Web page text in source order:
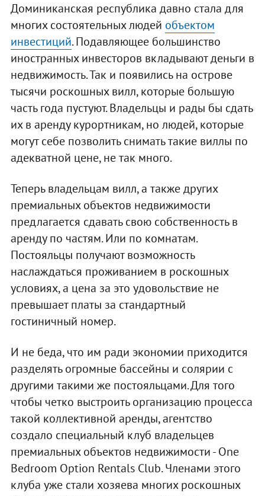
Доминиканская республика давно стала для
многих состоятельных людей объектом
инвестиций. Подавляющее большинство
иностранных инвесторов вкладывают деньги в
недвижимость. Так и появились на острове
тысячи роскошных вилл, которые большую
часть года пустуют. Владельцы и рады бы сдать
их в аренду курортникам, но людей, которые
могут себе позволить снимать такие виллы по
адекватной цене, не так много.
Теперь владельцам вилл, а также других
премиальных объектов недвижимости
предлагается сдавать свою собственность в
аренду по частям. Или по комнатам.
Постояльцы получают возможность
наслаждаться проживанием в роскошных
условиях, а цена за это удовольствие не
превышает платы за стандартный
гостиничный номер.
И не беда, что им ради экономии приходится
разделять огромные бассейны и солярии с
другими такими же постояльцами. Для того
чтобы четко выстроить организацию процесса
такой коллективной аренды, агентство
создало специальный клуб владельцев
премиальных объектов недвижимости - One
Bedroom Option Rentals Club. Членами этого
клуба уже стали хозяева многих роскошных